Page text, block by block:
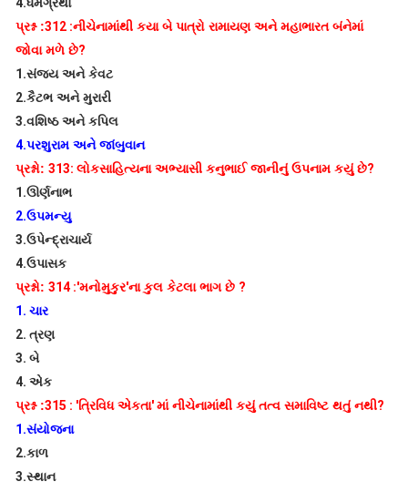
પ્રશ્ન :312 :નીચેનામાંથી કયા બે પાત્રો રામાયણ અને મહાભારત બંનેમાં
જોવા મળે છે?
1.સંજય અને કેવટ
2.કૈટભ અને મુરારી
3.વશિષ્ઠ અને કપિલ
4.પરશુરામ અને જાંબુવાન
પ્રશ્નો: 313: લોકસાહિત્યના અભ્યાસી કનુભાઈ જાનીનું ઉપનામ કયું છે?
1.ઊર્ણનાભ
2.ઉપમન્યુ
3.ઉપેન્દ્રાચાર્ય
4.ઉપાસક
પ્રશ્નો: 314 :'મનોમુકુર'ના કુલ કેટલા ભાગ છે ?
1. ચાર
2. ત્રણ
3. બે
4. એક
પ્રશ્ન :315 : 'ત્રિવિધ એકતા'માં નીચેનામાંથી કયું તત્વ સમાવિષ્ટ થતું નથી?
1.સંયોજના
2.કાળ
3.સ્થાન